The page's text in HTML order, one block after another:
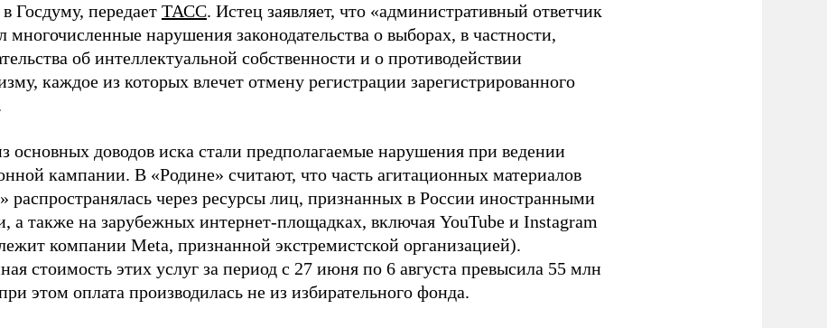
Госдуму, передает ТАСС. Истец заявляет, что «административный ответчик
многочисленные нарушения законодательства о выборах, в частности,
об интеллектуальной собственности и о противодействии
каждое из которых влечет отмену регистрации зарегистрированного
основных доводов иска стали предполагаемые нарушения при ведении
кампании. В «Родине» считают, что часть агитационных материалов
распространялась через ресурсы лиц, признанных в России иностранными
а также на зарубежных интернет-площадках, включая YouTube и Instagram
компании Meta, признанной экстремистской организацией).
стоимость этих услуг за период с 27 июня по 6 августа превысила 55 млн
этом оплата производилась не из избирательного фонда.